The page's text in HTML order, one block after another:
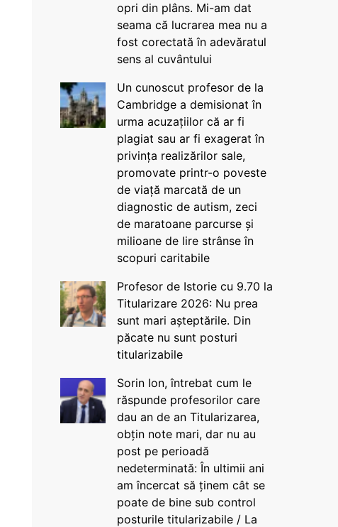
opri din plâns. Mi-am dat
seama că lucrarea mea nu a
fost corectată în adevăratul
sens al cuvântului
Un cunoscut profesor de la
Cambridge a demisionat în
urma acuzațiilor că ar fi
plagiat sau ar fi exagerat în
privința realizărilor sale,
promovate printr-o poveste
de viață marcată de un
diagnostic de autism, zeci
de maratoane parcurse și
milioane de lire strânse în
scopuri caritabile
Profesor de Istorie cu 9.70 la
Titularizare 2026: Nu prea
sunt mari așteptările. Din
păcate nu sunt posturi
titularizabile
Sorin Ion, întrebat cum le
răspunde profesorilor care
dau an de an Titularizarea,
obțin note mari, dar nu au
post pe perioadă
nedeterminată: În ultimii ani
am încercat să ținem cât se
poate de bine sub control
posturile titularizabile / La